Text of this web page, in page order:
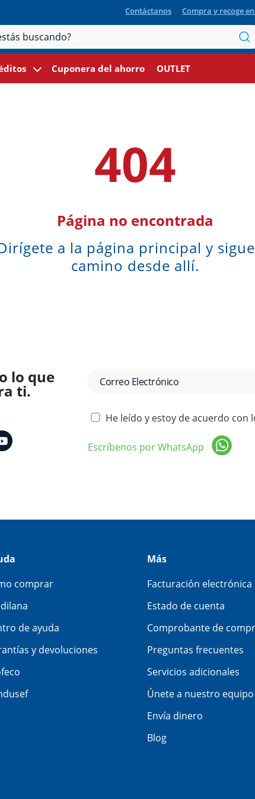
Contáctanos Compra y recoge
Cuponera del ahorro OUTLET
404
Página no encontrada
a la página principal y
camino desde allí.
lo que
ti.
He leído y estoy de acuerdo con
Escríbenos por WhatsApp
comprar
de ayuda
y devoluciones
Más
Facturación electrónica
Estado de cuenta
Comprobante de
Preguntas frecuentes
Servicios adicionales
Únete a nuestro equipo
Envía dinero
Blog